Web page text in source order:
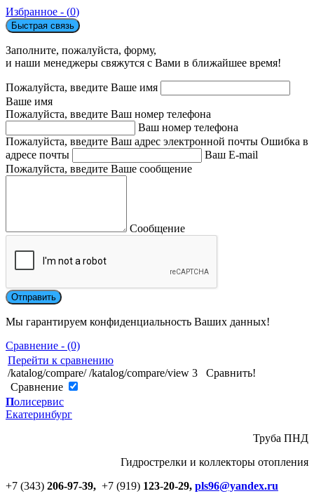
Избранное - (0)
Быстрая связь
Заполните, пожалуйста, форму,
и наши менеджеры свяжутся с Вами в ближайшее время!
Пожалуйста, введите Ваше имя
Ваше имя
Пожалуйста, введите Ваш номер телефона
Ваш номер телефона
Пожалуйста, введите Ваш адрес электронной почты Ошибка в
адресе почты
Ваш E-mail
Пожалуйста, введите Ваше сообщение
Сообщение
Мы гарантируем конфиденциальность Ваших данных!
Сравнение - (0)
Перейти к сравнению
/katalog/compare/ /katalog/compare/view 3
Сравнить!
Cравнение
Полисервис
Екатеринбург
Труба ПНД
Гидрострелки и коллекторы отопления
+7 (343) 206-97-39, +7 (919) 123-20-29, pls96@yandex.ru